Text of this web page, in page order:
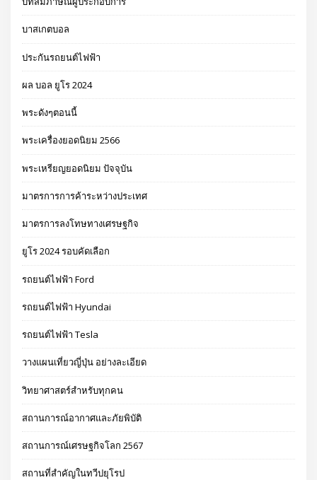
บาสเกตบอล
ประกันรถยนต์ไฟฟ้า
ผล บอล ยูโร 2024
พระดังๆตอนนี้
พระเครื่องยอดนิยม 2566
พระเหรียญยอดนิยม ปัจจุบัน
มาตรการการค้าระหว่างประเทศ
มาตรการลงโทษทางเศรษฐกิจ
ยูโร 2024 รอบคัดเลือก
รถยนต์ไฟฟ้า Ford
รถยนต์ไฟฟ้า Hyundai
รถยนต์ไฟฟ้า Tesla
วางแผนเที่ยวญี่ปุ่น อย่างละเอียด
วิทยาศาสตร์สำหรับทุกคน
สถานการณ์อากาศและภัยพิบัติ
สถานการณ์เศรษฐกิจโลก 2567
สถานที่สำคัญในทวีปยุโรป